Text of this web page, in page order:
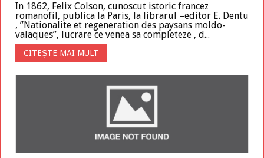
In 1862, Felix Colson, cunoscut istoric francez
romanofil, publica la Paris, la librarul –editor E. Dentu
, ”Nationalite et regeneration des paysans moldo-
valaques”, lucrare ce venea sa completeze , d...
CITEȘTE MAI MULT